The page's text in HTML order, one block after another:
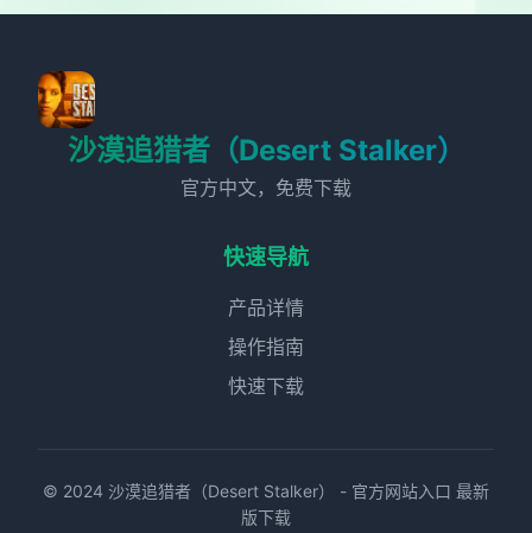
沙漠追猎者（Desert Stalker）
官方中文，免费下载
快速导航
产品详情
操作指南
快速下载
© 2024 沙漠追猎者（Desert Stalker） - 官方网站入口 最新
版下载